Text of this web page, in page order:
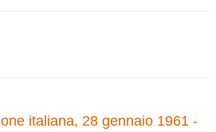
italiana, 28 gennaio 1961 -